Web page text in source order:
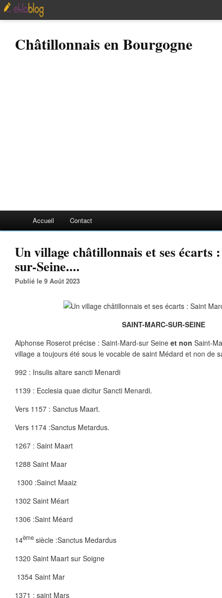
Châtillonnais en Bourgogne
Accueil Contact
Un village châtillonnais et ses écarts
sur-Seine....
Publié le 9 Août 2023
SAINT-MARC-SUR-SEINE
Alphonse Roserot précise : Saint-Mard-sur Seine et non Saint-
village a toujours été sous le vocable de saint Médard et non de
992 : Insulis altare sancti Menardi
1139 : Ecclesia quae dicitur Sancti Menardi.
Vers 1157 : Sanctus Maart.
Vers 1174 :Sanctus Metardus.
1267 : Saint Maart
1288 Saint Maar
1300 :Sainct Maaiz
1302 Saint Méart
1306 :Saint Méard
14ème siècle :Sanctus Medardus
1320 Saint Maart sur Soigne
1354 Saint Mar
1371 : saint Mars